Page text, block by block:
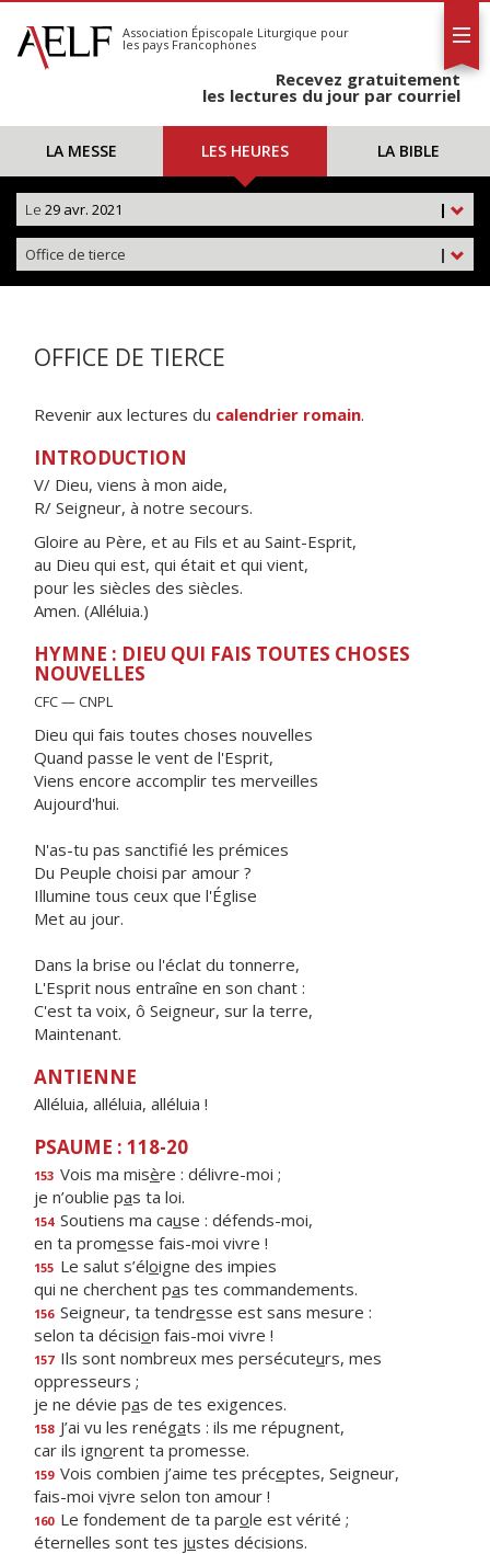
S'abonner
Calendrier
Association Épiscopale Liturgique pour
les pays Francophones
Recevez gratuitement
les lectures du jour par courriel
LA MESSE LES HEURES LA BIBLE
|
Le 29 avr. 2021
|
Office de tierce
OFFICE DE TIERCE
Revenir aux lectures du calendrier romain.
INTRODUCTION
V/ Dieu, viens à mon aide,
R/ Seigneur, à notre secours.
Gloire au Père, et au Fils et au Saint-Esprit,
au Dieu qui est, qui était et qui vient,
pour les siècles des siècles.
Amen. (Alléluia.)
HYMNE : DIEU QUI FAIS TOUTES CHOSES
NOUVELLES
CFC — CNPL
Dieu qui fais toutes choses nouvelles
Quand passe le vent de l'Esprit,
Viens encore accomplir tes merveilles
Aujourd'hui.
N'as-tu pas sanctifié les prémices
Du Peuple choisi par amour ?
Illumine tous ceux que l'Église
Met au jour.
Dans la brise ou l'éclat du tonnerre,
L'Esprit nous entraîne en son chant :
C'est ta voix, ô Seigneur, sur la terre,
Maintenant.
ANTIENNE
Alléluia, alléluia, alléluia !
PSAUME : 118-20
153 Vois ma misère : délivre-moi ;
je n’oublie pas ta loi.
154 Soutiens ma cause : défends-moi,
en ta promesse fais-moi vivre !
155 Le salut s’éloigne des impies
qui ne cherchent pas tes commandements.
156 Seigneur, ta tendresse est sans mesure :
selon ta décision fais-moi vivre !
157 Ils sont nombreux mes persécuteurs, mes
oppresseurs ;
je ne dévie pas de tes exigences.
158 J’ai vu les renégats : ils me répugnent,
car ils ignorent ta promesse.
159 Vois combien j’aime tes préceptes, Seigneur,
fais-moi vivre selon ton amour !
160 Le fondement de ta parole est vérité ;
éternelles sont tes justes décisions.